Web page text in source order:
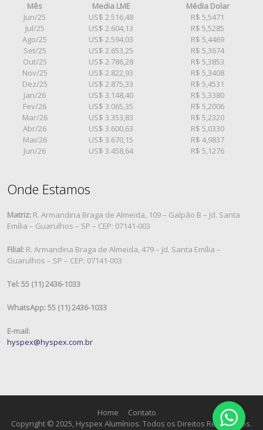
Mês Media LME
Média Dolar
Jun/25
US$ 2.516,48
R$ 5,5471
Jul/25
US$ 2.604,13
R$ 5,5285
Ago/25
US$ 2.594,03
R$ 5,4469
Set/25
US$ 2.653,25
R$ 5,3674
Out/25
US$ 2.786,28
R$ 5,3853
Nov/25
US$ 2.822,93
R$ 5,3408
Dez/25
US$ 2.875,33
R$ 5,4531
Jan/26
US$ 3.148,40
R$ 5,3380
Fev/26
US$ 3.065,35
R$ 5,2006
Mar/26
US$ 3.353,83
R$ 5,2320
Abr/26
US$ 3.600,63
R$ 5,0330
Mai/26
US$ 3.670,15
R$ 4,9837
Jun/26
US$ 3.458,64 R$ 5,1276
Onde Estamos
Matriz: R. Armandina Braga de Almeida, 109 – Galpão B – Jd. Santa
Emília – Guarulhos – SP – CEP: 07141-003
Filial: R. Armandina Braga de Almeida, 479 – Jd. Santa Emília –
Guarulhos – SP – CEP: 07141-003
Tel: 55 (11) 2436-1033
WhatsApp: 55 (11) 2436-1033
E-mail:
hyspex@hyspex.com.br
Home
Contato
Copyright © 2025, Hyspex Alumínios. Todos os Direitos Reservados.